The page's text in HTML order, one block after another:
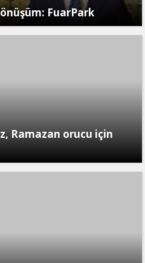
FuarPark
Ramazan orucu için